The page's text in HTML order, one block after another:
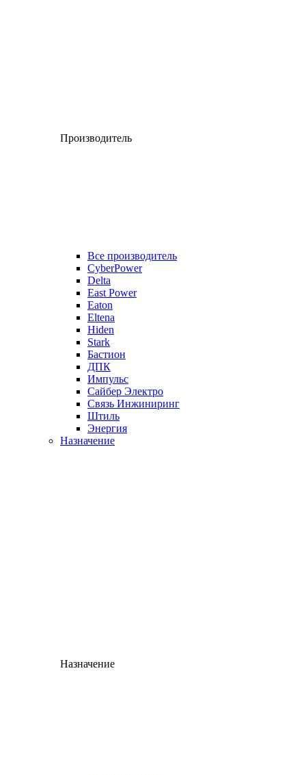
Производитель
Все производитель
CyberPower
Delta
East Power
Eaton
Eltena
Hiden
Stark
Бастион
ДПК
Импульс
Сайбер Электро
Связь Инжиниринг
Штиль
Энергия
Назначение
Назначение